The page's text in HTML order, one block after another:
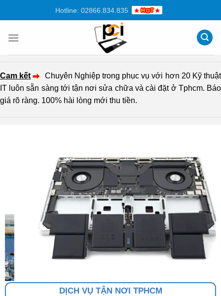
dung
Hotline: 02866.834.835
Cam kết
Chuyên Nghiệp trong phục vụ với hơn 20 Kỹ thuật
IT luôn sẵn sàng tới tận nơi sửa chữa và cài đặt ở Tphcm. Báo
giá rõ ràng. 100% hài lòng mới thu tiền.
DỊCH VỤ TẬN NƠI TPHCM